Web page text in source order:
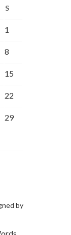
S
1
8
15
22
29
by